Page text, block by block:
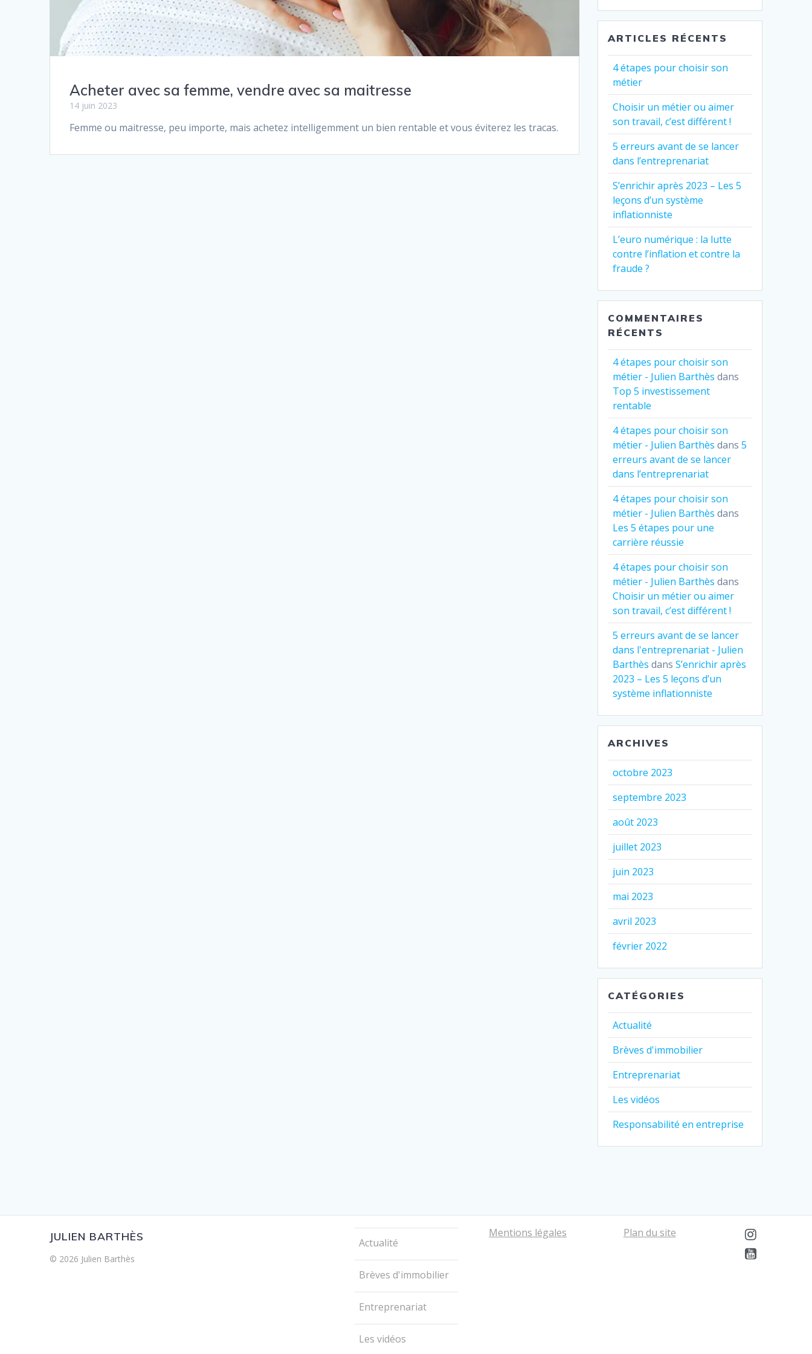
Acheter avec sa femme, vendre avec sa maitresse
14 juin 2023
Femme ou maitresse, peu importe, mais achetez intelligemment un bien rentable et vous éviterez les tracas.
ARTICLES RÉCENTS
4 étapes pour choisir son
métier
Choisir un métier ou aimer
son travail, c’est différent !
5 erreurs avant de se lancer
dans l’entreprenariat
S’enrichir après 2023 – Les 5
leçons d’un système
inflationniste
L’euro numérique : la lutte
contre l’inflation et contre la
fraude ?
COMMENTAIRES
RÉCENTS
4 étapes pour choisir son
métier - Julien Barthès dans
Top 5 investissement
rentable
4 étapes pour choisir son
métier - Julien Barthès dans5
erreurs avant de se lancer
dans l’entreprenariat
4 étapes pour choisir son
métier - Julien Barthès dans
Les 5 étapes pour une
carrière réussie
4 étapes pour choisir son
métier - Julien Barthès dans
Choisir un métier ou aimer
son travail, c’est différent !
5 erreurs avant de se lancer
dans l'entreprenariat - Julien
Barthès dansS’enrichir après
2023 – Les 5 leçons d’un
système inflationniste
ARCHIVES
octobre 2023
septembre 2023
août 2023
juillet 2023
juin 2023
mai 2023
avril 2023
février 2022
CATÉGORIES
Actualité
Brèves d'immobilier
Entreprenariat
Les vidéos
Responsabilité en entreprise
JULIEN BARTHÈS
© 2026 Julien Barthès
Actualité
Brèves d'immobilier
Entreprenariat
Les vidéos
Mentions légales Plan du site